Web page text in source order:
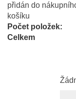
přidán do
košíku
Počet položek:
Celkem